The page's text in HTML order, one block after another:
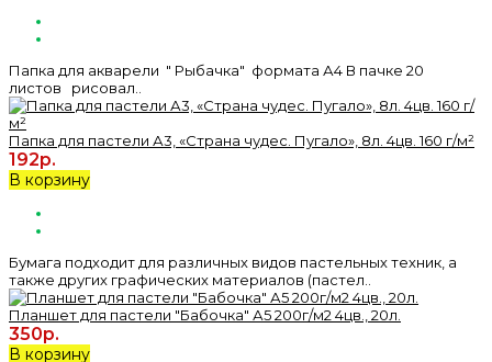
Папка для акварели " Рыбачка" формата А4 В пачке 20
листов рисовал..
Папка для пастели А3, «Страна чудес. Пугало», 8л. 4цв. 160 г/м²
192р.
В корзину
Бумага подходит для различных видов пастельных техник, а
также других графических материалов (пастел..
Планшет для пастели "Бабочка" А5 200г/м2 4цв., 20л.
350р.
В корзину